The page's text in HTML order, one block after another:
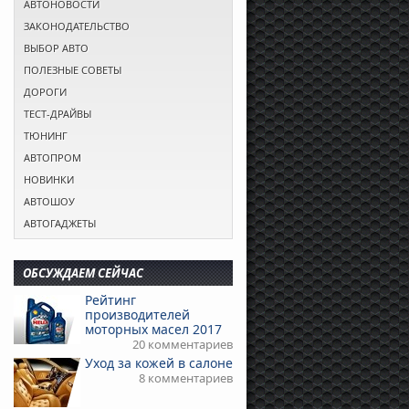
АВТОНОВОСТИ
ЗАКОНОДАТЕЛЬСТВО
ВЫБОР АВТО
ПОЛЕЗНЫЕ СОВЕТЫ
ДОРОГИ
ТЕСТ-ДРАЙВЫ
ТЮНИНГ
АВТОПРОМ
НОВИНКИ
АВТОШОУ
АВТОГАДЖЕТЫ
ОБСУЖДАЕМ СЕЙЧАС
Рейтинг
производителей
моторных масел 2017
20 комментариев
Уход за кожей в салоне
8 комментариев